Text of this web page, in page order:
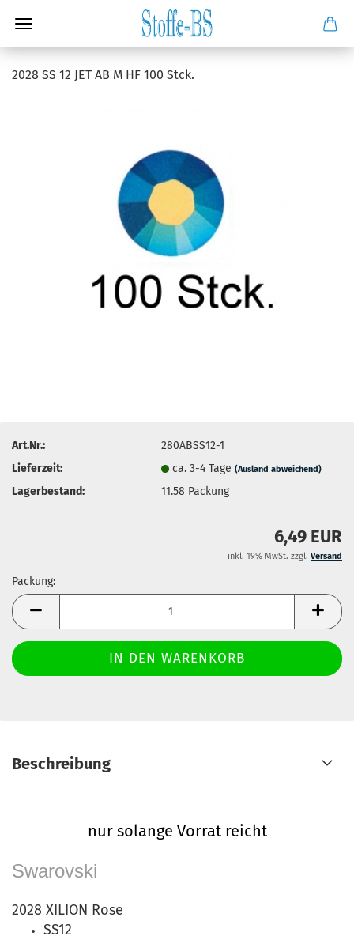
2028 SS 12 JET AB M HF 100 Stck.
Art.Nr.:
280ABSS12-1
Lieferzeit:
ca. 3-4 Tage(Ausland abweichend)
Lagerbestand: 11.58 Packung
6,49 EUR
inkl. 19% MwSt. zzgl. Versand
Packung:
Packung
Beschreibung
nur solange Vorrat reicht
Swarovski
2028 XILION Rose
SS12